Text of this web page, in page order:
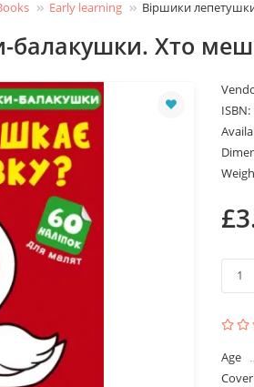
Early learning Віршики
Хто
ISBN:
Age
Cover